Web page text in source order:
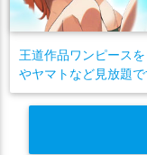
王道作品ワンピース
やヤマトなど見放題